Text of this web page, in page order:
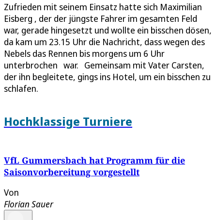
Zufrieden mit seinem Einsatz hatte sich Maximilian
Eisberg , der der jüngste Fahrer im gesamten Feld
war, gerade hingesetzt und wollte ein bisschen dösen,
da kam um 23.15 Uhr die Nachricht, dass wegen des
Nebels das Rennen bis morgens um 6 Uhr
unterbrochen war. Gemeinsam mit Vater Carsten,
der ihn begleitete, gings ins Hotel, um ein bisschen zu
schlafen.
Hochklassige Turniere
VfL Gummersbach hat Programm für die
Saisonvorbereitung vorgestellt
Von
Florian Sauer